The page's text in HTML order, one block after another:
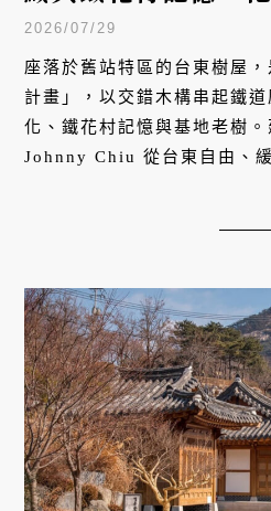
標
2026/07/29
座落於舊站特區的台東樹屋
計畫」，以交錯木構串起鐵
化、鐵花村記憶與基地老樹
Johnny Chiu 從台東自由、